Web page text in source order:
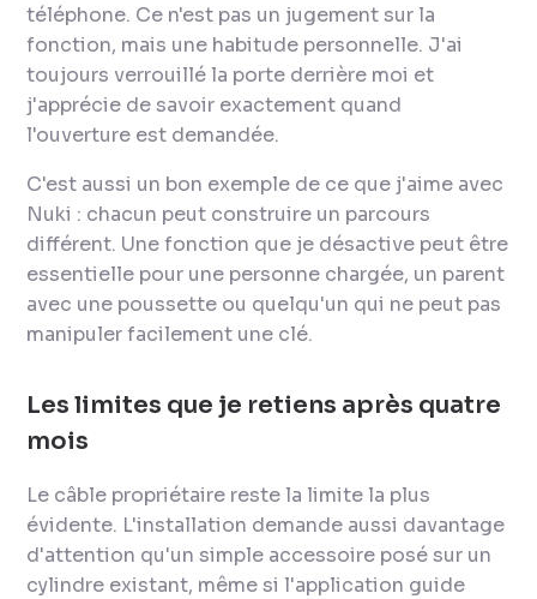
téléphone. Ce n'est pas un jugement sur la
fonction, mais une habitude personnelle. J'ai
toujours verrouillé la porte derrière moi et
j'apprécie de savoir exactement quand
l'ouverture est demandée.
C'est aussi un bon exemple de ce que j'aime avec
Nuki : chacun peut construire un parcours
différent. Une fonction que je désactive peut être
essentielle pour une personne chargée, un parent
avec une poussette ou quelqu'un qui ne peut pas
manipuler facilement une clé.
Les limites que je retiens après quatre
mois
Le câble propriétaire reste la limite la plus
évidente. L'installation demande aussi davantage
d'attention qu'un simple accessoire posé sur un
cylindre existant, même si l'application guide